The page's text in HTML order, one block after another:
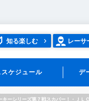
知る楽しむ レーサ
スケジュール デ
キーシリーズ第７戦スカパー！・ＪＬ